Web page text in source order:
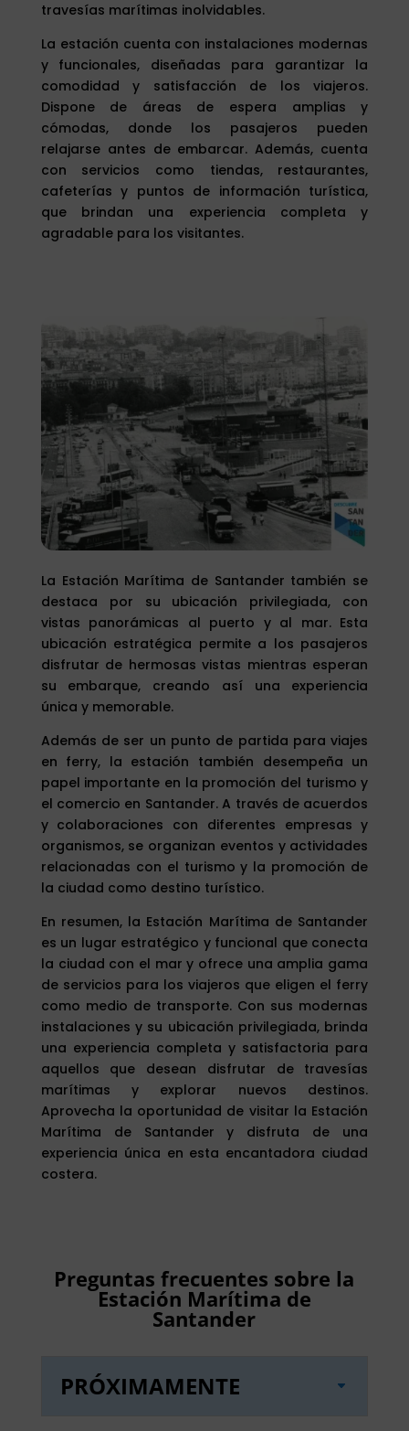
travesías marítimas inolvidables.
La estación cuenta con instalaciones modernas
y funcionales, diseñadas para garantizar la
comodidad y satisfacción de los viajeros.
Dispone de áreas de espera amplias y
cómodas, donde los pasajeros pueden
relajarse antes de embarcar. Además, cuenta
con servicios como tiendas, restaurantes,
cafeterías y puntos de información turística,
que brindan una experiencia completa y
agradable para los visitantes.
La Estación Marítima de Santander también se
destaca por su ubicación privilegiada, con
vistas panorámicas al puerto y al mar. Esta
ubicación estratégica permite a los pasajeros
disfrutar de hermosas vistas mientras esperan
su embarque, creando así una experiencia
única y memorable.
Además de ser un punto de partida para viajes
en ferry, la estación también desempeña un
papel importante en la promoción del turismo y
el comercio en Santander. A través de acuerdos
y colaboraciones con diferentes empresas y
organismos, se organizan eventos y actividades
relacionadas con el turismo y la promoción de
la ciudad como destino turístico.
En resumen, la Estación Marítima de Santander
es un lugar estratégico y funcional que conecta
la ciudad con el mar y ofrece una amplia gama
de servicios para los viajeros que eligen el ferry
como medio de transporte. Con sus modernas
instalaciones y su ubicación privilegiada, brinda
una experiencia completa y satisfactoria para
aquellos que desean disfrutar de travesías
marítimas y explorar nuevos destinos.
Aprovecha la oportunidad de visitar la Estación
Marítima de Santander y disfruta de una
experiencia única en esta encantadora ciudad
costera.
Preguntas frecuentes sobre la
Estación Marítima de
Santander
PRÓXIMAMENTE